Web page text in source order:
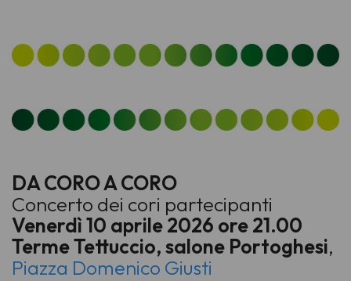
DA CORO A CORO
Concerto dei cori partecipanti
Venerdì 10 aprile 2026 ore 21.00
Terme Tettuccio, salone Portoghesi,
Piazza Domenico Giusti